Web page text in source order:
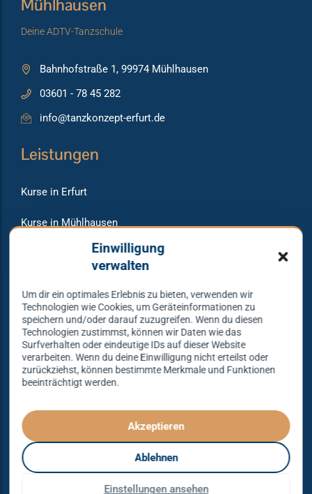
Einwilligung
verwalten
Um dir ein optimales Erlebnis zu bieten, verwenden wir
Technologien wie Cookies, um Geräteinformationen zu
speichern und/oder darauf zuzugreifen. Wenn du diesen
Technologien zustimmst, können wir Daten wie das
Surfverhalten oder eindeutige IDs auf dieser Website
verarbeiten. Wenn du deine Einwilligung nicht erteilst oder
zurückziehst, können bestimmte Merkmale und Funktionen
beeinträchtigt werden.
Akzeptieren
Ablehnen
Einstellungen ansehen
Mühlhausen
Deine ADTV-Tanzschule
Bahnhofstraße 1, 99974 Mühlhausen
03601 - 78 45 282
info@tanzkonzept-erfurt.de
Leistungen
Kurse in Erfurt
Kurse in Mühlhausen
Veranstaltungen
Warum bei uns tanzen?
Lass dich begeistern und probier es aus – Tanzen lernen
Spielend leicht und mit viel Spaß!
Denn Tanzen kann jeder lernen – mit dem richtigen
Konzept sogar ganz einfach – das gibt es nur bei